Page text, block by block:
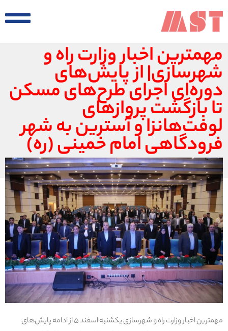
مهمترین اخبار وزارت راه و
شهرسازی| از پایش‌های
دوره‌ای اجرای طرح‌های مسکن
تا بازگشت پروازهای
لوفت‌هانزا و آسترین به شهر
فرودگاهی امام خمینی (ره)
مهمترین اخبار وزارت راه و شهرسازی یکشنبه اسفند ۵ از ادامه پایش‌های